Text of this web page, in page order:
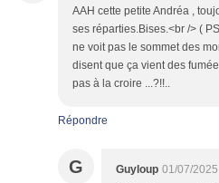
AAH cette petite Andréa ,
ses réparties.Bises.<br /> (
ne voit pas le sommet des
disent que ça vient des
pas à la croire ...?!!..
Répondre
G Guyloup 01/07/